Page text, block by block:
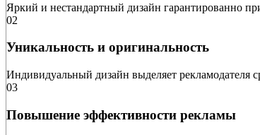
Яркий и нестандартный дизайн гарантированно
02
Уникальность и оригинальность
Индивидуальный дизайн выделяет рекламодателя
03
Повышение эффективности рекламы